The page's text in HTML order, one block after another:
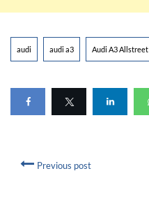
audi audi a3 Audi A3 Allstreet
Previous post